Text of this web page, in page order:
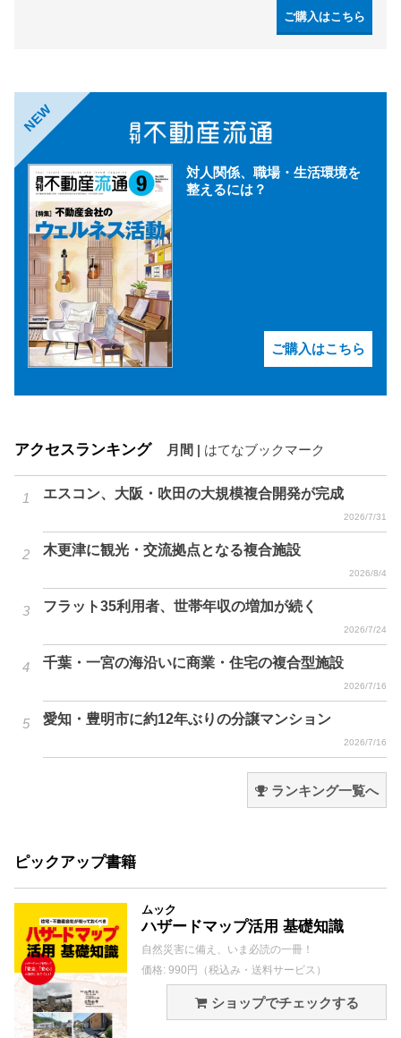
ご購入はこちら
NEW
対人関係、職場・生活環境を
整えるには？
ご購入はこちら
アクセスランキング 月間 はてなブックマーク
エスコン、大阪・吹田の大規模複合開発が完成
2026/7/31
木更津に観光・交流拠点となる複合施設
2026/8/4
フラット35利用者、世帯年収の増加が続く
2026/7/24
千葉・一宮の海沿いに商業・住宅の複合型施設
2026/7/16
愛知・豊明市に約12年ぶりの分譲マンション
2026/7/16
ランキング一覧へ
ピックアップ書籍
ムック
ハザードマップ活用 基礎知識
自然災害に備え、いま必読の一冊！
価格: 990円（税込み・送料サービス）
ショップでチェックする